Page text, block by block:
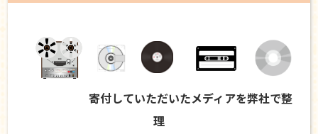
寄付していただいたメディアを弊社で整
理